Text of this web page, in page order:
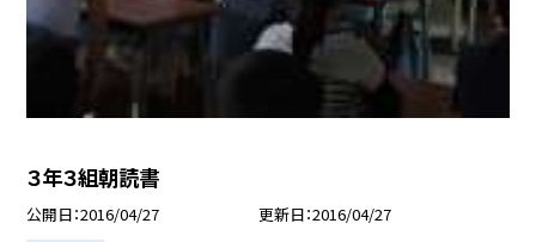
３年３組朝読書
公開日 2016/04/27 更新日 2016/04/27